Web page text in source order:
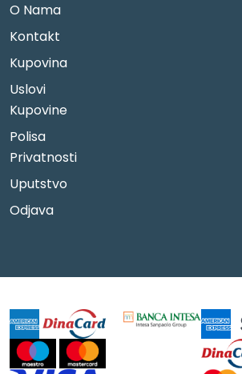
O Nama
Kontakt
Kupovina
Uslovi
Kupovine
Polisa
Privatnosti
Uputstvo
Odjava